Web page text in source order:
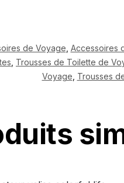
de Voyage Accessoires
Trousses de Toilette de
Voyage Trousses